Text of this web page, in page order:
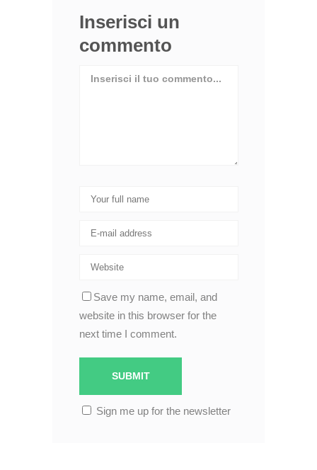
Inserisci un
commento
Save my name, email, and
website in this browser for the
next time I comment.
Sign me up for the newsletter